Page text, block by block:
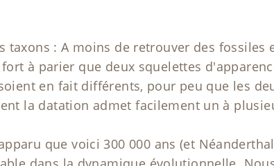
: A moins de retrouver des fossiles
à parier que deux squelettes
en fait différents, pour peu que les
la datation admet facilement un à
que voici 300 000 ans (et